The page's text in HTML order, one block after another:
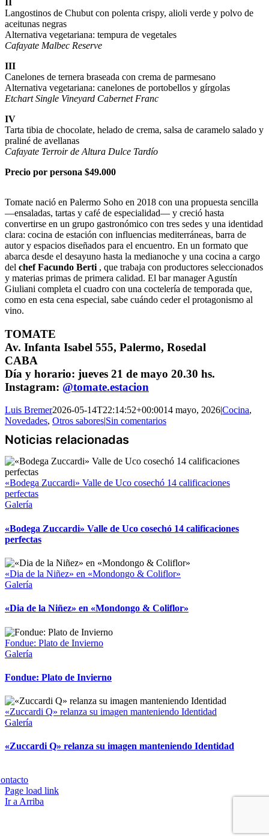
II
Langostinos de Chubut con polenta crispy, alioli verde y polvo de
aceitunas negras
Alternativa vegetariana: tempura de vegetales
Cafayate Malbec Reserve
III
Canelones de ternera braseada con crema de parmesano
Alternativa vegetariana: canelones de portobellos y gírgolas
Etchart Single Vineyard Cabernet Franc
IV
Tarta tibia de chocolate, helado de crema, salsa de caramelo salado y
praliné de avellanas
Cafayate Terroir de Altura Dulce Tardío
Precio por persona $49.000
Tomate nació en Palermo Soho en 2018 con una propuesta sencilla
—ensaladas, tartas y café de especialidad— y creció hasta
convertirse en un grupo gastronómico con tres sedes y una identidad
clara: cocina de estación con influencias mediterráneas, barra de
autor y espacios diseñados para el encuentro. En un formato que
abarca desde el desayuno hasta la medianoche y una cocina a cargo
del chef Facundo Berti, que trabaja con productores seleccionados
y materias primas de primera calidad. El bar manager Agustín
Giuliani completa el cuadro con una coctelería de temporada que,
como en esta cena especial, sabe cuándo ceder el protagonismo al
vino.
TOMATE
Av. Infanta Isabel 555, Palermo, Rosedal
CABA
Día y horario: jueves 21 de mayo 20.30 hs.
Instagram: @tomate.estacion
Luis Bremer2026-05-14T22:14:52+00:0014 mayo, 2026|Cocina,
Novedades, Otros sabores|Sin comentarios
«Bodega Zuccardi» Valle de Uco cosechó 14 calificaciones
perfectas
Galería
«Bodega Zuccardi» Valle de Uco cosechó 14 calificaciones
perfectas
«Dia de la Niñez» en «Mondongo & Coliflor»
Galería
«Dia de la Niñez» en «Mondongo & Coliflor»
Fondue: Plato de Invierno
Galería
Fondue: Plato de Invierno
«Zuccardi Q» relanza su imagen manteniendo Identidad
Galería
«Zuccardi Q» relanza su imagen manteniendo Identidad
Page load link
Ir a Arriba